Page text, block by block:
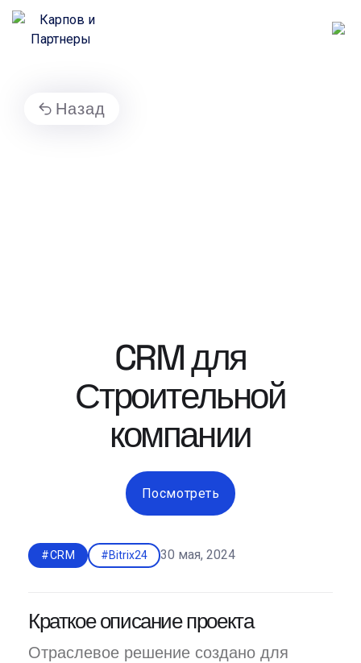
Назад
CRM для
Строительной
компании
Посмотреть
#CRM #Bitrix24 30 мая, 2024
Краткое описание проекта
Отраслевое решение создано для